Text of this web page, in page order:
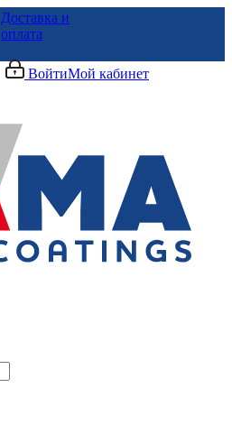
Доставка и
оплата
ВойтиМой кабинет